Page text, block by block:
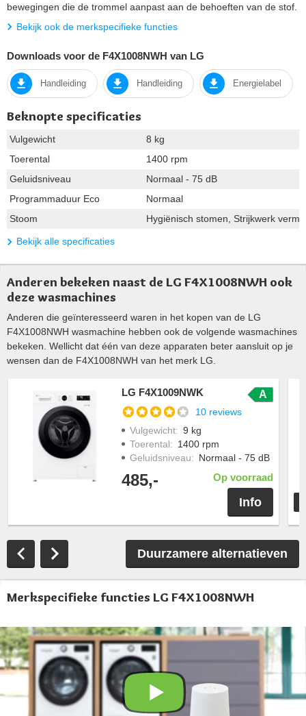
bewegingen die de trommel aanpast aan de behoeften van de stof.
Bekijk ook de merkspecifieke functies
Downloads voor de F4X1008NWH van LG
Handleiding Handleiding Energielabel
Beknopte specificaties
Vulgewicht
8 kg
Toerental
1400 rpm
Geluidsniveau
Normaal - 75 dB
Programmaduur Eco
Normaal
Stoom
Hygiënisch stomen, Strijkwerk
Bekijk alle specificaties
Anderen bekeken naast de LG F4X1008NWH ook
deze wasmachines
Anderen die geïnteresseerd waren in het kopen van de LG
F4X1008NWH wasmachine hebben ook de volgende wasmachines
bekeken. Wellicht dat één van deze apparaten beter aansluit op je
wensen dan de F4X1008NWH van het merk LG.
LG F4X1009NWK A
10 reviews
Vulgewicht: 9 kg
Toerental: 1400 rpm
Geluidsniveau: Normaal - 75 dB
485,- Op voorraad
Info
Duurzamere alternatieven
Merkspecifieke functies LG F4X1008NWH